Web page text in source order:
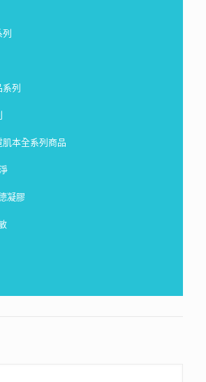
列
本全系列商品
凝膠